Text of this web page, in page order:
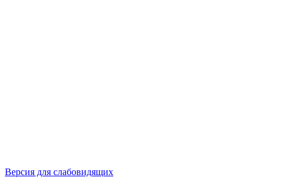
Версия для слабовидящих